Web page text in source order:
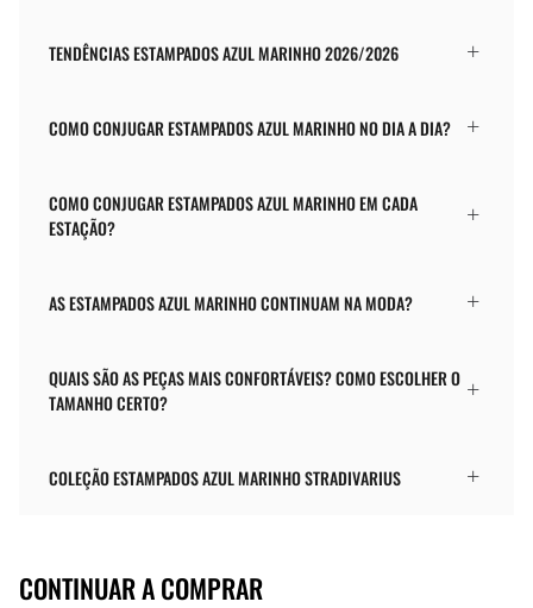
TENDÊNCIAS ESTAMPADOS AZUL MARINHO 2026/2026
COMO CONJUGAR ESTAMPADOS AZUL MARINHO NO DIA A DIA?
COMO CONJUGAR ESTAMPADOS AZUL MARINHO EM CADA
ESTAÇÃO?
AS ESTAMPADOS AZUL MARINHO CONTINUAM NA MODA?
QUAIS SÃO AS PEÇAS MAIS CONFORTÁVEIS? COMO ESCOLHER O
TAMANHO CERTO?
COLEÇÃO ESTAMPADOS AZUL MARINHO STRADIVARIUS
CONTINUAR A COMPRAR